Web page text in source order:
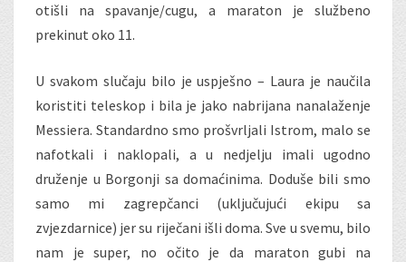
otišli na spavanje/cugu, a maraton je službeno
prekinut oko 11.
U svakom slučaju bilo je uspješno – Laura je naučila
koristiti teleskop i bila je jako nabrijana nanalaženje
Messiera. Standardno smo prošvrljali Istrom, malo se
nafotkali i naklopali, a u nedjelju imali ugodno
druženje u Borgonji sa domaćinima. Doduše bili smo
samo mi zagrepčanci (uključujući ekipu sa
zvjezdarnice) jer su riječani išli doma. Sve u svemu, bilo
nam je super, no očito je da maraton gubi na